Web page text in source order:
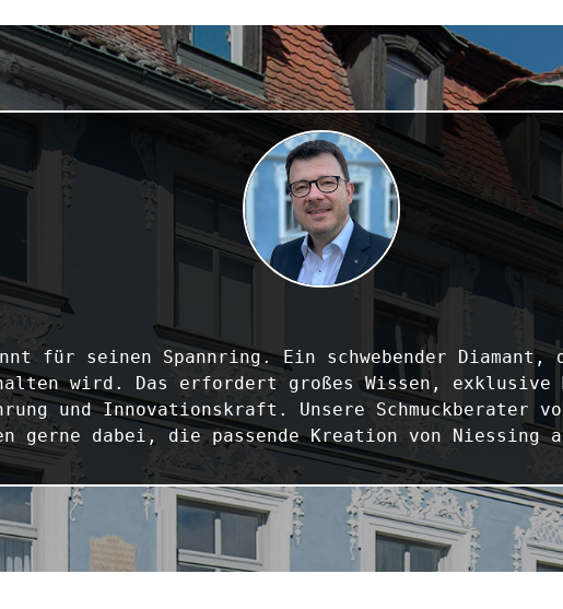
für seinen Spannring. Ein schwebender Diamant,
wird. Das erfordert großes Wissen,
und Innovationskraft. Unsere Schmuckberater
gerne dabei, die passende Kreation von Niessing